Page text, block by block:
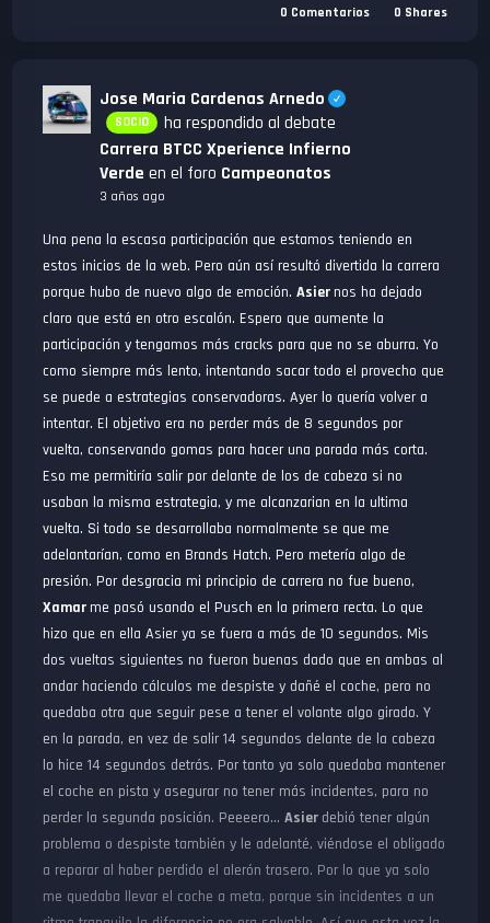
0 Comentarios 0 Shares
Jose Maria Cardenas Arnedo
SOCIO
ha respondido al debate
Carrera BTCC Xperience Infierno
Verde en el foro Campeonatos
3 años ago
Una pena la escasa participación que estamos teniendo en
estos inicios de la web. Pero aún así resultó divertida la carrera
porque hubo de nuevo algo de emoción.Asier nos ha dejado
claro que está en otro escalón. Espero que aumente la
participación y tengamos más cracks para que no se aburra. Yo
como siempre más lento, intentando sacar todo el provecho que
se puede a estrategias conservadoras. Ayer lo quería volver a
intentar. El objetivo era no perder más de 8 segundos por
vuelta, conservando gomas para hacer una parada más corta.
Eso me permitiría salir por delante de los de cabeza si no
usaban la misma estrategia, y me alcanzarian en la ultima
vuelta. Si todo se desarrollaba normalmente se que me
adelantarían, como en Brands Hatch. Pero metería algo de
presión. Por desgracia mi principio de carrera no fue bueno,
Xamar me pasó usando el Pusch en la primera recta. Lo que
hizo que en ella Asier ya se fuera a más de 10 segundos. Mis
dos vueltas siguientes no fueron buenas dado que en ambas al
andar haciendo cálculos me despiste y dañé el coche, pero no
quedaba otra que seguir pese a tener el volante algo girado. Y
en la parada, en vez de salir 14 segundos delante de la cabeza
lo hice 14 segundos detrás. Por tanto ya solo quedaba mantener
el coche en pista y asegurar no tener más incidentes, para no
perder la segunda posición. Peeeero...Asier debió tener algún
problema o despiste también y le adelanté, viéndose el obligado
a reparar al haber perdido el alerón trasero. Por lo que ya solo
me quedaba llevar el coche a meta, porque sin incidentes a un